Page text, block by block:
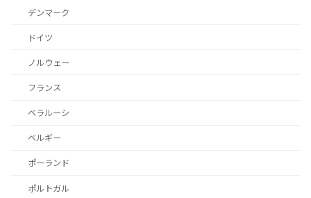
デンマーク
ドイツ
ノルウェー
フランス
ベラルーシ
ベルギー
ポーランド
ポルトガル